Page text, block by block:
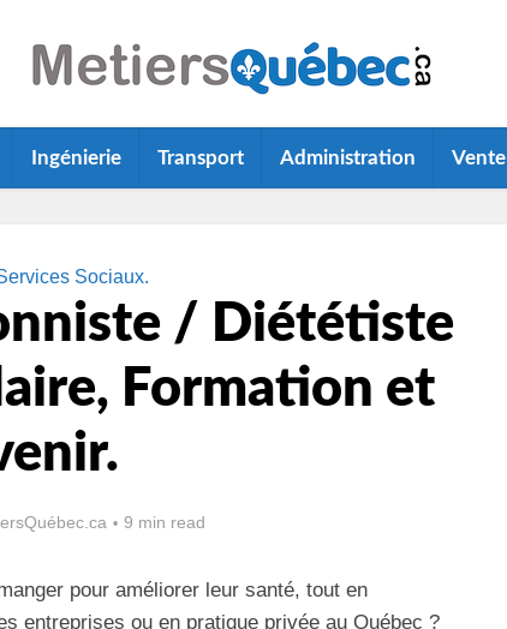
Ingénierie Transport Administration Vente
Sociaux.
/ Diététiste
Formation et
9 min read
pour améliorer leur santé, tout en
entreprises ou en pratique privée au Québec ?